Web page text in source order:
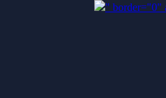
" border="0"